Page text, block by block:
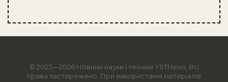
© 2023—2026 Новини науки і техніки YSTNews. Всі
права застережено. При використанні матеріалів